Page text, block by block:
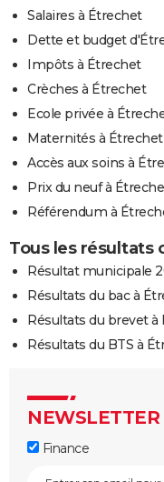
Salaires à Étrechet
Dette et budget
Impôts à Étrechet
Crèches à Étrechet
Ecole privée à
Maternités à Étrechet
Accès aux soins à
Prix du neuf à
Référendum à
Tous les résultats
Résultat municipale
Résultats du bac à
Résultats du brevet à
Résultats du BTS à
NEWSLETTER
Finance